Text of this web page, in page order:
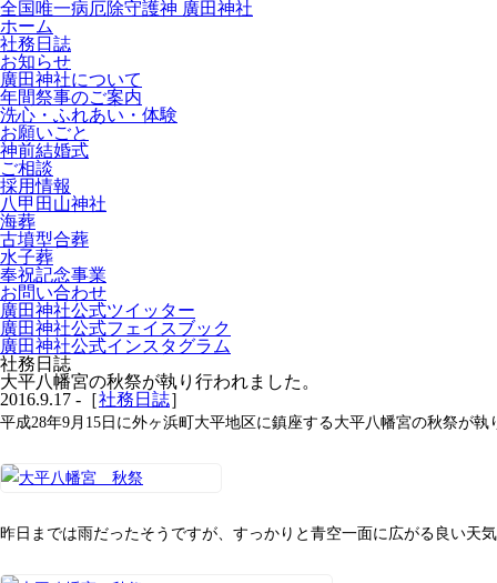
全国唯一病厄除守護神 廣田神社
ホーム
社務日誌
お知らせ
廣田神社について
年間祭事のご案内
洗心・ふれあい・体験
お願いごと
神前結婚式
ご相談
採用情報
八甲田山神社
海葬
古墳型合葬
水子葬
奉祝記念事業
お問い合わせ
廣田神社公式ツイッター
廣田神社公式フェイスブック
廣田神社公式インスタグラム
社務日誌
大平八幡宮の秋祭が執り行われました。
2016.9.17 -［社務日誌］
平成28年9月15日に外ヶ浜町大平地区に鎮座する大平八幡宮の秋祭が執
昨日までは雨だったそうですが、すっかりと青空一面に広がる良い天